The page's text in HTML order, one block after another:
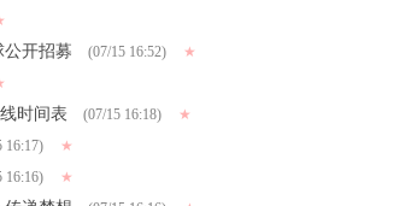
开招募 (07/15 16:52) ★
时间表 (07/15 16:18) ★
16:17) ★
16:16) ★